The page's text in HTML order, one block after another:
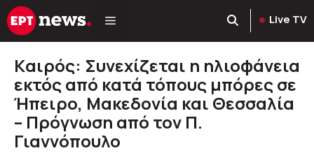
Μετάβαση
σε
Live TV
Kαιρός: Συνεχίζεται η ηλιοφάνεια
εκτός από κατά τόπους μπόρες σε
Ήπειρο, Μακεδονία και Θεσσαλία
– Πρόγνωση από τον Π.
Γιαννόπουλο